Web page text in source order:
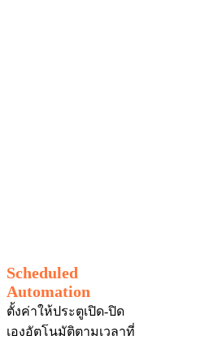
Scheduled
Automation
ตั้งค่าให้ประตูเปิด-ปิด
เองอัตโนมัติตามเวลาที่